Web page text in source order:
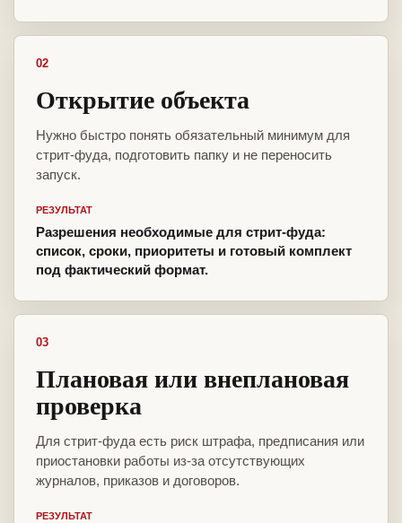
02
Открытие объекта
Нужно быстро понять обязательный минимум для
стрит-фуда, подготовить папку и не переносить
запуск.
РЕЗУЛЬТАТ
Разрешения необходимые для стрит-фуда:
список, сроки, приоритеты и готовый комплект
под фактический формат.
03
Плановая или внеплановая
проверка
Для стрит-фуда есть риск штрафа, предписания или
приостановки работы из-за отсутствующих
журналов, приказов и договоров.
РЕЗУЛЬТАТ